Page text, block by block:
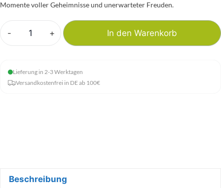
Momente voller Geheimnisse und unerwarteter Freuden.
-
Das
einzigartigen
Erlebnisses
+ In den Warenkorb
Lieferung in 2-3 Werktagen
Versandkostenfrei in DE ab 100€
Beschreibung